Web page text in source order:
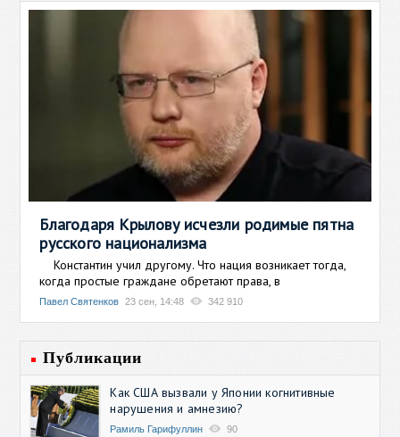
Благодаря Крылову исчезли родимые пятна
русского национализма
Константин учил другому. Что нация возникает тогда,
когда простые граждане обретают права, в
Павел Святенков 23 сен, 14:48 342 910
Публикации
Как США вызвали у Японии когнитивные
нарушения и амнезию?
Рамиль Гарифуллин 90